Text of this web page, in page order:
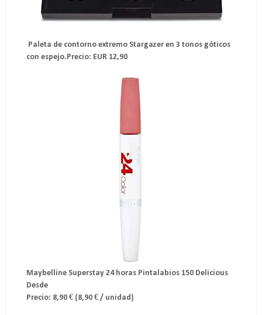
Paleta de contorno extremo Stargazer en 3 tonos góticos
con espejo.Precio: EUR 12,90
Maybelline Superstay 24 horas Pintalabios 150 Delicious
Desde
Precio: 8,90 € (8,90 € / unidad)